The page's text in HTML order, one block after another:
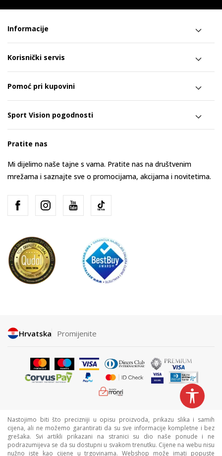
Informacije
Korisnički servis
Pomoć pri kupovini
Sport Vision pogodnosti
Pratite nas
Mi dijelimo naše tajne s vama. Pratite nas na društvenim
mrežama i saznajte sve o promocijama, akcijama i novitetima.
Hrvatska Promijenite
Nastojimo biti što precizniji u opisu proizvoda, prikazu slika i samih
cijena, ali ne možemo garantirati da su sve informacije kompletne i bez
grešaka. Svi artikli prikazani na stranici su dio naše ponude i ne
podrazumijeva se da su dostupni u svakom trenutku. Cijene na webu nisu
nužno iste kao cijene u trgovinama. Webshop može imati popuste